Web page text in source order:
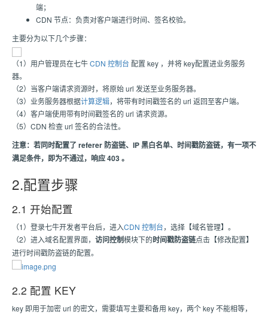
端；
CDN 节点：负责对客户端进行时间、签名校验。
主要分为以下几个步骤：
（1）用户管理员在七牛CDN 控制台 配置 key ，并将 key配置进业务服务
器。
（2）当客户端请求资源时，将原始 url 发送至业务服务器。
（3）业务服务器根据计算逻辑，将带有时间戳签名的 url 返回至客户端。
（4）客户端使用带有时间戳签名的 url 请求资源。
（5）CDN 检查 url 签名的合法性。
注意：若同时配置了 referer 防盗链、IP 黑白名单、时间戳防盗链，有一项不
满足条件，即为不通过，响应 403 。
2.配置步骤
2.1 开始配置
（1）登录七牛开发者平台后，进入CDN 控制台，选择【域名管理】。
（2）进入域名配置界面， 访问控制模块下的时间戳防盗链点击【修改配置】
进行时间戳防盗链的配置。
2.2 配置 KEY
key 即用于加密 url 的密文，需要填写主要和备用 key，两个 key 不能相等，